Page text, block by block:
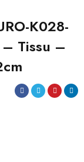
K028-
Tissu –